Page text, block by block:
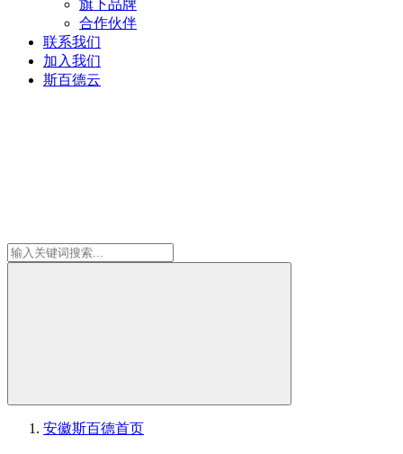
旗下品牌
合作伙伴
联系我们
加入我们
斯百德云
安徽斯百德首页